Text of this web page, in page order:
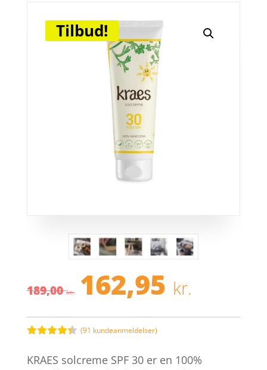
Tilbud!
189,00kr. Den
oprindelige
pris
var:
189,00 kr..
162,95 kr.
pris
er:
ud af 5
(91 kundeanmeldelser)
KRAES solcreme SPF 30 er en 100%